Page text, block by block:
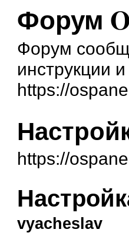
Форум
Форум
инструкции
https://
https://
vyacheslav